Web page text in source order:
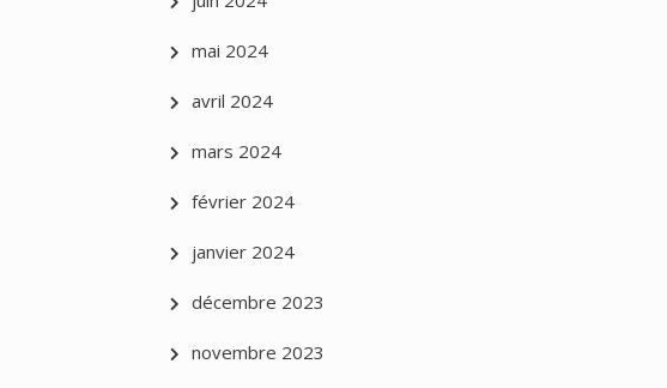
mai 2024
avril 2024
mars 2024
février 2024
janvier 2024
décembre 2023
novembre 2023